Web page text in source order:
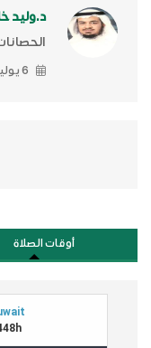
د.وليد
6 يوليو, 2026
أوقات الصلاة